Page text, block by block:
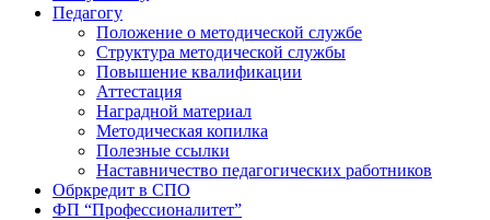
Педагогу
Положение о методической службе
Структура методической службы
Повышение квалификации
Аттестация
Наградной материал
Методическая копилка
Полезные ссылки
Наставничество педагогических работников
Обркредит в СПО
ФП “Профессионалитет”